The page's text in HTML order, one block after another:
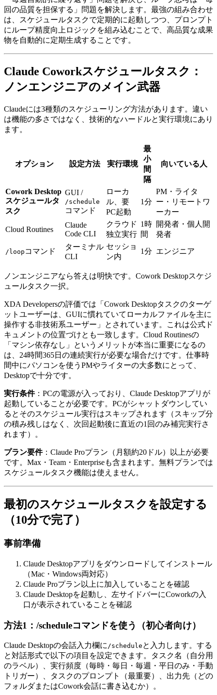
回の品質を担保する」問題を解決します。最強の組み合わせ
は、スケジュールタスクで定期的に起動しつつ、プロンプト
にループ精度向上ロジックを組み込むことで、高品質な成果
物を自動的に定期生成することです。
Claude Coworkスケジュールタスク：
ノンエンジニアのメイン武器
Claudeには3種類のスケジューリング方法があります。違い
は機能の多さではなく、技術的なハードルと実行環境にあり
ます。
オプション 設定方法 実行環境
最
小
間
隔
向いている人
Cowork Desktop
スケジュールタ
スク
GUI /
/schedule
コマンド
ローカ
ル、要
PC起動
1分
PM・ライタ
ー・リモートワ
ーカー
Cloud Routines
Claude
Code CLI
クラウド
独立実行
1時
間
開発者・個人開
発者
/loop コマンド
ターミナル
CLI
セッショ
ン内
1分 エンジニア
ノンエンジニアなら答えは明快です。Cowork Desktopスケジ
ュールタスク一択。
XDA Developersの評価では「Cowork Desktopタスクのターゲ
ットユーザーは、GUIに慣れていてローカルファイルを主に
操作する非技術系ユーザー」とされています。これは公式ド
キュメントの位置づけとも一致します。Cloud Routinesの
「マシン依存なし」というメリットが本当に重要になるの
は、24時間365日の連続実行が必要な場合だけです。仕事時
間中にパソコンを使うPMやライターの大多数にとって、
Desktopで十分です。
実行条件：PCの電源が入っており、Claude Desktopアプリが
起動していることが必要です。PCがシャットダウンしてい
るとそのスケジュール実行はスキップされます（スキップ分
の積み残しはなく、次回起動後に直近の1回のみ補完実行さ
れます）。
プラン要件：Claude Proプラン（月額約20ドル）以上が必要
です。Max・Team・Enterpriseも含まれます。無料プランでは
スケジュールタスク機能は使えません。
最初のスケジュールタスクを設定する
（10分で完了）
事前準備
Claude Desktopアプリをダウンロードしてインストール
（Mac・Windows両対応）
Claude Proプラン以上に加入していることを確認
Claude Desktopを起動し、左サイドバーにCoworkの入
口が表示されていることを確認
方法1：/scheduleコマンドを使う（初心者向け）
Claude Desktopの会話入力欄に /schedule と入力します。する
と対話形式で以下の項目を設定できます。タスク名（自分用
のラベル）、実行頻度（毎時・毎日・毎週・平日のみ・手動
トリガー）、タスクのプロンプト（最重要）、出力先（どの
フォルダまたはCowork会話に書き込むか）。